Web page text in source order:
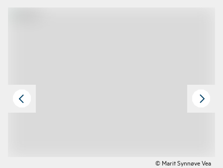
© Marit Synnøve Vea